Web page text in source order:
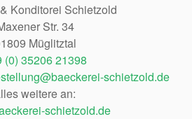
Konditorei Schietzold
Str. 34
Müglitztal
(0) 35206 21398
schietzold.de
weitere an:
schietzold.de